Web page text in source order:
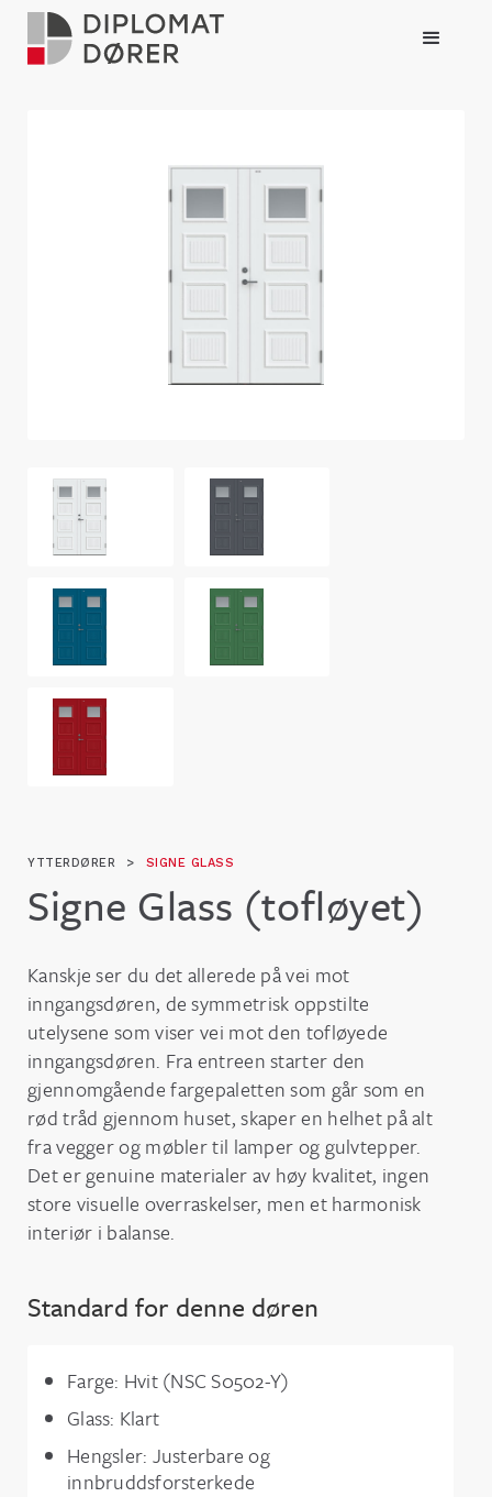
YTTERDØRER > SIGNE GLASS
Signe Glass (tofløyet)
Kanskje ser du det allerede på vei mot
inngangsdøren, de symmetrisk oppstilte
utelysene som viser vei mot den tofløyede
inngangsdøren. Fra entreen starter den
gjennomgående fargepaletten som går som en
rød tråd gjennom huset, skaper en helhet på alt
fra vegger og møbler til lamper og gulvtepper.
Det er genuine materialer av høy kvalitet, ingen
store visuelle overraskelser, men et harmonisk
interiør i balanse.
Standard for denne døren
Farge: Hvit (NSC S0502-Y)
Glass: Klart
Hengsler: Justerbare og
innbruddsforsterkede